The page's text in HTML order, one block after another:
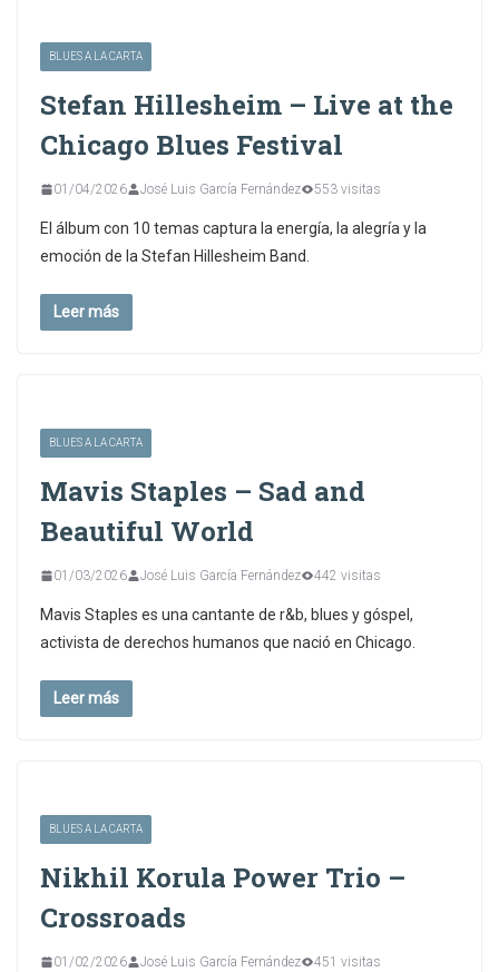
BLUES A LA CARTA
Stefan Hillesheim – Live at the
Chicago Blues Festival
01/04/2026 José Luis García Fernández 553 visitas
El álbum con 10 temas captura la energía, la alegría y la
emoción de la Stefan Hillesheim Band.
Leer más
BLUES A LA CARTA
Mavis Staples – Sad and
Beautiful World
01/03/2026 José Luis García Fernández 442 visitas
Mavis Staples es una cantante de r&b, blues y góspel,
activista de derechos humanos que nació en Chicago.
Leer más
BLUES A LA CARTA
Nikhil Korula Power Trio –
Crossroads
01/02/2026 José Luis García Fernández 451 visitas